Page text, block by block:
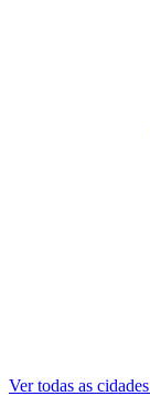
Ver todas as